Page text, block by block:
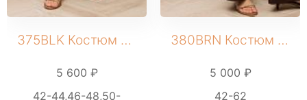
375BLK Костюм женский
5 600 ₽
42-44,46-48,50-
380BRN Костюм женский
5 000 ₽
42-62